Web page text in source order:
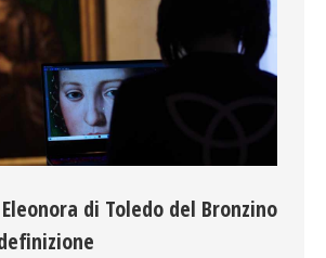
di Toledo del Bronzino